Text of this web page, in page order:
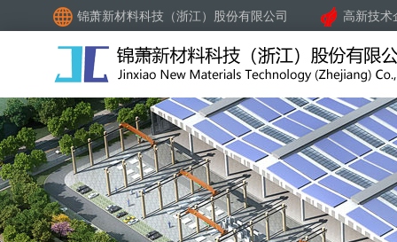
锦萧新材料科技（浙江）股份有限公司 高新技术